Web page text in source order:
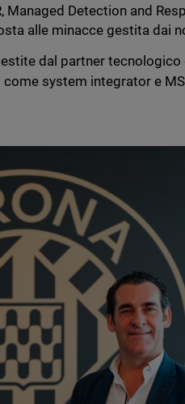
Detection and
alle minacce gestita dai
dal partner tecnologico
system integrator e